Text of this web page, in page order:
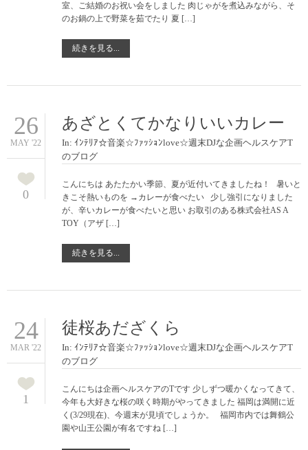
室、ご結婚のお祝い会をしました 肉じゃがを煮込みながら、そ
のお鍋の上で野菜を茹でたり 夏 […]
続きを見る...
26
MAY '22
0
あざとくてかなりいいカレー
In: ｲﾝﾃﾘｱ☆音楽☆ﾌｧｯｼｮﾝlove☆週末DJな企画ヘルスケアT
のブログ
こんにちは あたたかい季節、夏が近付いてきましたね！ 暑いと
きこそ熱いものを →カレーが食べたい 少し強引になりました
が、辛いカレーが食べたいと思い お取引のある株式会社AS A
TOY（アザ […]
続きを見る...
24
MAR '22
1
徒桜あだざくら
In: ｲﾝﾃﾘｱ☆音楽☆ﾌｧｯｼｮﾝlove☆週末DJな企画ヘルスケアT
のブログ
こんにちは企画ヘルスケアのTです 少しずつ暖かくなってきて、
今年も大好きな桜の咲く時期がやってきました 福岡は満開に近
く(3/29現在)、今週末が見頃でしょうか。 福岡市内では舞鶴公
園や山王公園が有名ですね […]